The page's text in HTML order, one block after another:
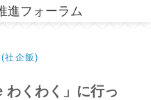
進フォーラム
社企飯)
わくわく」に行っ